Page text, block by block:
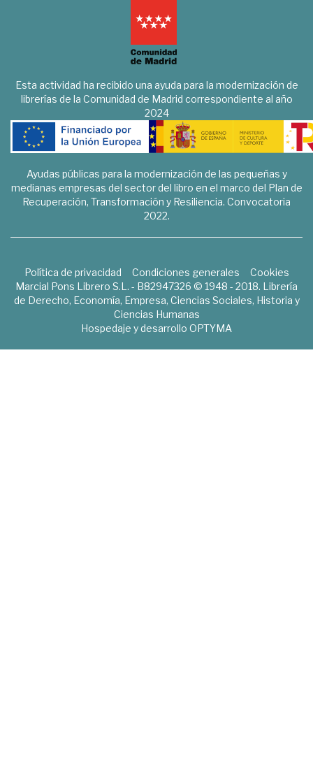
Esta actividad ha recibido una ayuda para la modernización de
librerías de la Comunidad de Madrid correspondiente al año
2024
Ayudas públicas para la modernización de las pequeñas y
medianas empresas del sector del libro en el marco del Plan de
Recuperación, Transformación y Resiliencia. Convocatoria
2022.
Política de privacidad Condiciones generales
Cookies
Marcial Pons Librero S.L. - B82947326 © 1948 - 2018. Librería
de Derecho, Economía, Empresa, Ciencias Sociales, Historia y
Ciencias Humanas
Hospedaje y desarrollo OPTYMA